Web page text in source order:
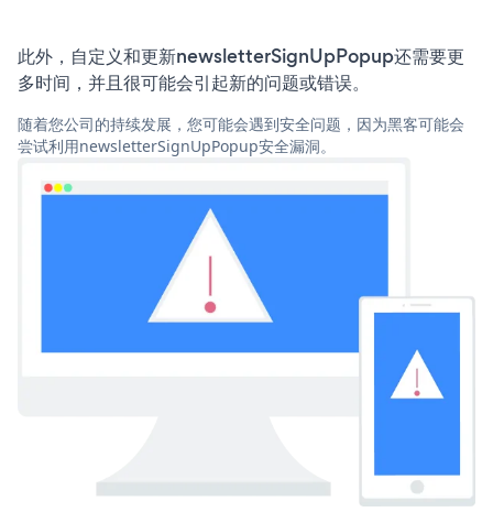
此外，自定义和更新newsletterSignUpPopup还需要更
多时间，并且很可能会引起新的问题或错误。
随着您公司的持续发展，您可能会遇到安全问题，因为黑客可能会
尝试利用newsletterSignUpPopup安全漏洞。